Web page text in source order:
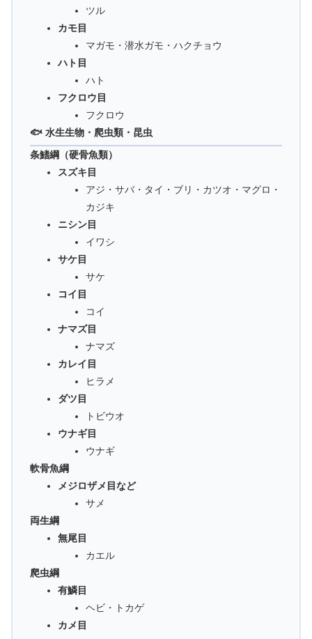
ツル
カモ目
マガモ・潜水ガモ・ハクチョウ
ハト目
ハト
フクロウ目
フクロウ
🐟 水生生物・爬虫類・昆虫
条鰭綱（硬骨魚類）
スズキ目
アジ・サバ・タイ・ブリ・カツオ・マグロ・
カジキ
ニシン目
イワシ
サケ目
サケ
コイ目
コイ
ナマズ目
ナマズ
カレイ目
ヒラメ
ダツ目
トビウオ
ウナギ目
ウナギ
軟骨魚綱
メジロザメ目など
サメ
両生綱
無尾目
カエル
爬虫綱
有鱗目
ヘビ・トカゲ
カメ目